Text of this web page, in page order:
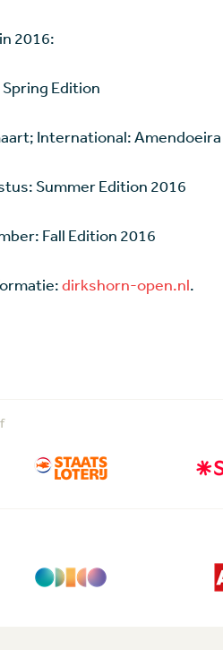
2016:
Edition
International: Amendoeira
Summer Edition 2016
Fall Edition 2016
dirkshorn-open.nl.